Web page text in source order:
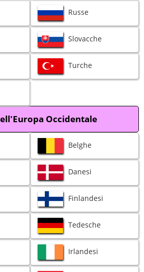
Russe
Slovacche
Turche
Occidentale
Belghe
Danesi
Finlandesi
Tedesche
Irlandesi